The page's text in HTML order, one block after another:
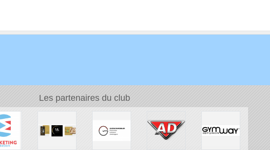
Les partenaires du club